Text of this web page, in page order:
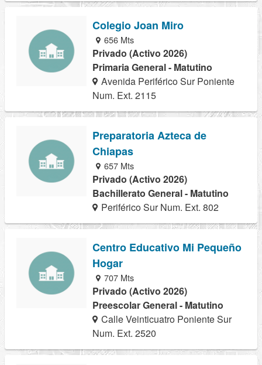
Colegio Joan Miro
656 Mts
Privado (Activo 2026)
Primaria General - Matutino
Avenida Periférico Sur Poniente
Num. Ext. 2115
Preparatoria Azteca de
Chiapas
657 Mts
Privado (Activo 2026)
Bachillerato General - Matutino
Periférico Sur Num. Ext. 802
Centro Educativo Mi Pequeño
Hogar
707 Mts
Privado (Activo 2026)
Preescolar General - Matutino
Calle Veinticuatro Poniente Sur
Num. Ext. 2520